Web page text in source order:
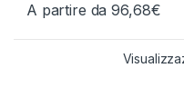
A partire da96,68€
Questo prodotto ha più